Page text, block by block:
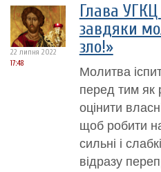
22 липня 2022
17:48
Глава
завдяки
зло!»
Молитва
перед тим як
оцінити
щоб робити
сильні і
відразу